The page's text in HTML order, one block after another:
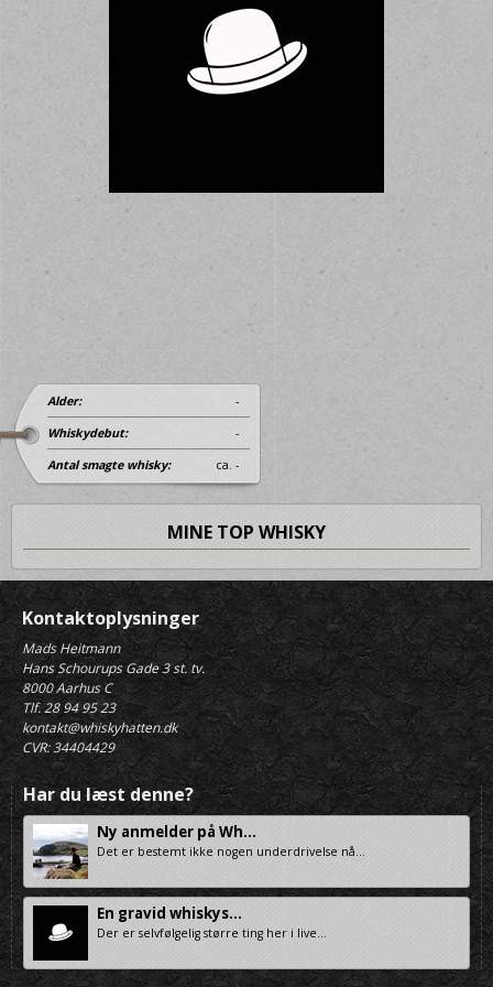
Alder: -
Whiskydebut: -
Antal smagte whisky: ca. -
MINE TOP WHISKY
Kontaktoplysninger
Mads Heitmann
Hans Schourups Gade 3 st. tv.
8000 Aarhus C
Tlf. 28 94 95 23
kontakt@whiskyhatten.dk
CVR: 34404429
Har du læst denne?
Ny anmelder på Wh...
Det er bestemt ikke nogen underdrivelse nå...
En gravid whiskys...
Der er selvfølgelig større ting her i live...